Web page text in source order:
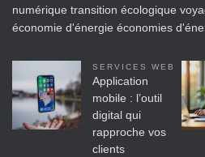
numérique transition écologique
économie d'énergie économies
SERVICES WEB
Application
mobile : l’outil
digital qui
rapproche vos
clients